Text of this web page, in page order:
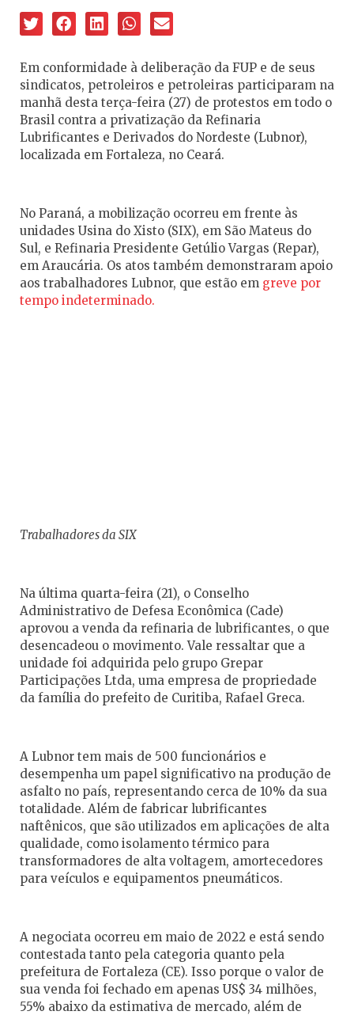
Em conformidade à deliberação da FUP e de seus
sindicatos, petroleiros e petroleiras participaram na
manhã desta terça-feira (27) de protestos em todo o
Brasil contra a privatização da Refinaria
Lubrificantes e Derivados do Nordeste (Lubnor),
localizada em Fortaleza, no Ceará.
No Paraná, a mobilização ocorreu em frente às
unidades Usina do Xisto (SIX), em São Mateus do
Sul, e Refinaria Presidente Getúlio Vargas (Repar),
em Araucária. Os atos também demonstraram apoio
aos trabalhadores Lubnor, que estão em greve por
tempo indeterminado.
Trabalhadores da SIX
Na última quarta-feira (21), o Conselho
Administrativo de Defesa Econômica (Cade)
aprovou a venda da refinaria de lubrificantes, o que
desencadeou o movimento. Vale ressaltar que a
unidade foi adquirida pelo grupo Grepar
Participações Ltda, uma empresa de propriedade
da família do prefeito de Curitiba, Rafael Greca.
A Lubnor tem mais de 500 funcionários e
desempenha um papel significativo na produção de
asfalto no país, representando cerca de 10% da sua
totalidade. Além de fabricar lubrificantes
naftênicos, que são utilizados em aplicações de alta
qualidade, como isolamento térmico para
transformadores de alta voltagem, amortecedores
para veículos e equipamentos pneumáticos.
A negociata ocorreu em maio de 2022 e está sendo
contestada tanto pela categoria quanto pela
prefeitura de Fortaleza (CE). Isso porque o valor de
sua venda foi fechado em apenas US$ 34 milhões,
55% abaixo da estimativa de mercado, além de